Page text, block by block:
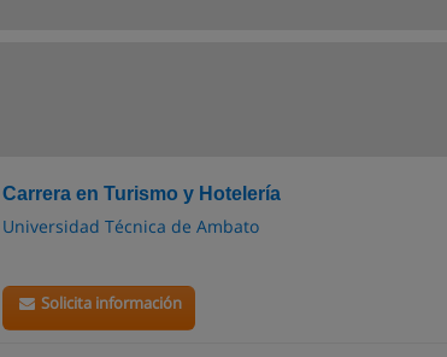
Carrera en Turismo y Hotelería
Universidad Técnica de Ambato
Solicita información